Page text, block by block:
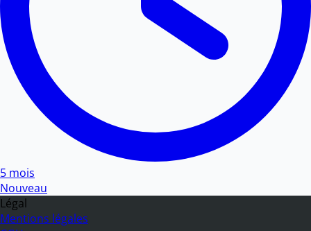
5 mois
Nouveau
Légal
Mentions légales